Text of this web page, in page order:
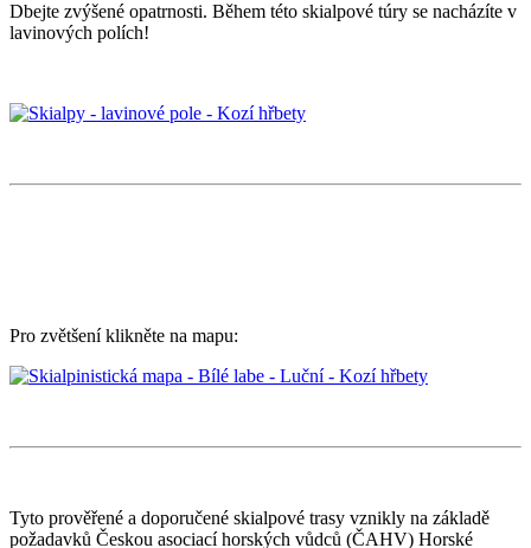
Dbejte zvýšené opatrnosti. Během této skialpové túry se nacházíte v
lavinových polích!
Pro zvětšení klikněte na mapu:
Tyto prověřené a doporučené skialpové trasy vznikly na základě
požadavků Českou asociací horských vůdců (ČAHV) Horské